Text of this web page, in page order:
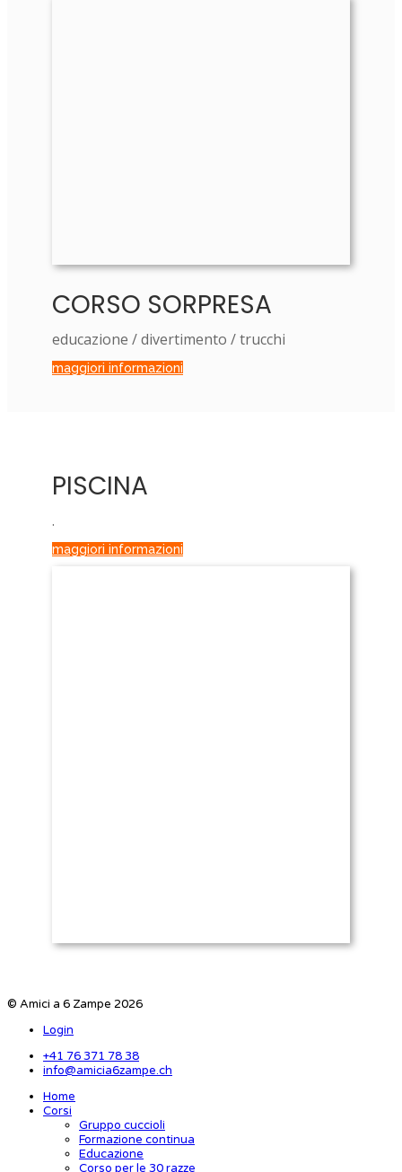
CORSO SORPRESA
educazione / divertimento / trucchi
maggiori informazioni
PISCINA
.
maggiori informazioni
© Amici a 6 Zampe 2026
Login
+41 76 371 78 38
info@amicia6zampe.ch
Home
Corsi
Gruppo cuccioli
Formazione continua
Educazione
Corso per le 30 razze